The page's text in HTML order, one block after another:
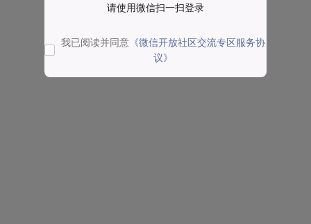
请使用微信扫一扫登录
我已阅读并同意 《微信开放社区交流专区服务协
议》